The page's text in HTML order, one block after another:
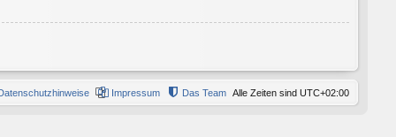
Alle Zeiten sind UTC+02:00
Das Team
Impressum